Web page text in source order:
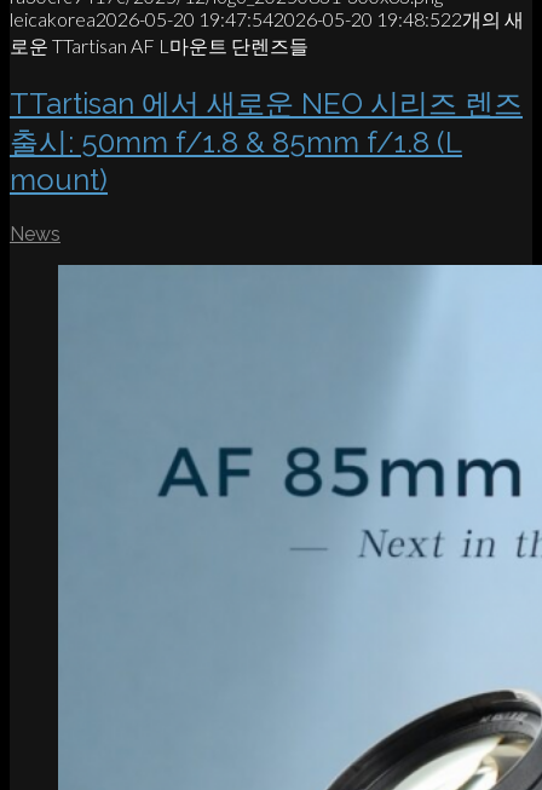
leicakorea2026-05-20 19:47:542026-05-20 19:48:522개의 새
로운 TTartisan AF L마운트 단렌즈들
TTartisan 에서 새로운 NEO 시리즈 렌즈
출시: 50mm f/1.8 & 85mm f/1.8 (L
mount)
News